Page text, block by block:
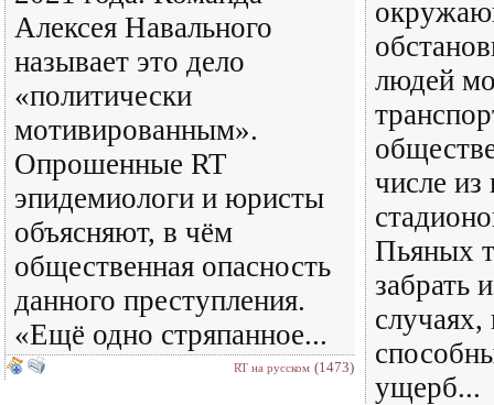
Алексея Навального
называет это дело
«политически
мотивированным».
Опрошенные RT
эпидемиологи и юристы
объясняют, в чём
общественная опасность
данного преступления.
«Ещё одно стряпанное...
RT на русском (1473)
людей
числе из
Пьяных
забрать
случаях,
ущерб...